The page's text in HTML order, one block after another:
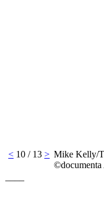
< 10 / 13 > Mike Kelly/
©documenta